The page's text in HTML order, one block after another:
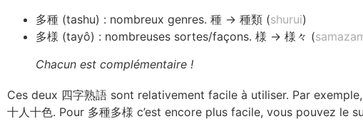
多種 (tashu) : nombreux genres. 種 → 種類 (shurui)
多様 (tayô) : nombreuses sortes/façons. 様 → 様々 (
Chacun est complémentaire !
Ces deux 四字熟語 sont relativement facile à utiliser. Par
十人十色. Pour 多種多様 c’est encore plus facile, vous pouvez le